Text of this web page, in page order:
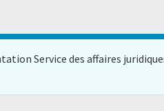
Service des affaires